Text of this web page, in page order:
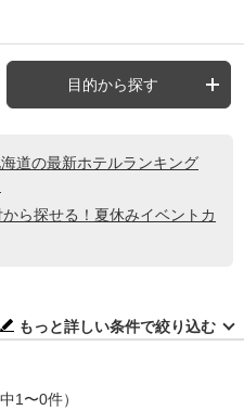
目的から探す
道の最新ホテルランキング
から探せる！夏休みイベントカ
もっと詳しい条件で絞り込む
1〜0件）